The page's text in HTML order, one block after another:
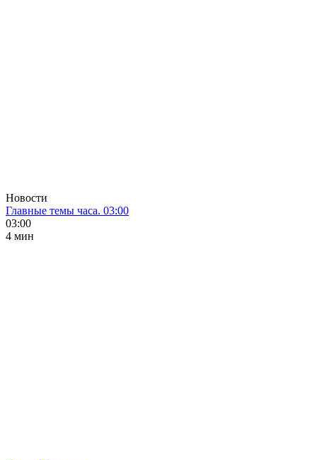
Новости
Главные темы часа. 03:00
03:00
4 мин